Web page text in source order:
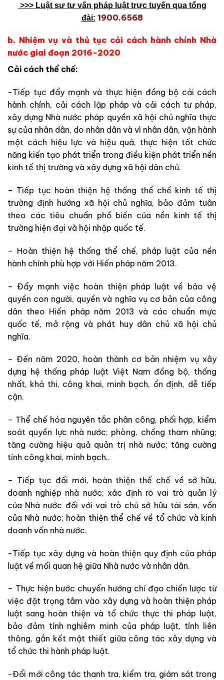
>>> Luật sư tư vấn pháp luật trực tuyến qua tổng
đài: 1900.6568
b. Nhiệm vụ và thủ tục cải cách hành chính Nhà
nước giai đoạn 2016-2020
Cải cách thể chế:
-Tiếp tục đẩy mạnh và thực hiện đồng bộ cải cách
hành chính, cải cách lập pháp và cải cách tư pháp,
xây dựng Nhà nước pháp quyền xã hội chủ nghĩa thực
sự của nhân dân, do nhân dân và vì nhân dân, vận hành
một cách hiệu lực và hiệu quả, thực hiện tốt chức
năng kiến tạo phát triển trong điều kiện phát triển nền
kinh tế thị trường và xây dựng xã hội dân chủ.
– Tiếp tục hoàn thiện hệ thống thể chế kinh tế thị
trường định hướng xã hội chủ nghĩa, bảo đảm tuân
theo các tiêu chuẩn phổ biến của nền kinh tế thị
trường hiện đại và hội nhập quốc tế.
– Hoàn thiện hệ thống thể chế, pháp luật của nền
hành chính phù hợp với Hiến pháp năm 2013.
– Đẩy mạnh việc hoàn thiện pháp luật về bảo vệ
quyền con người, quyền và nghĩa vụ cơ bản của công
dân theo Hiến pháp năm 2013 và các chuẩn mực
quốc tế, mở rộng và phát huy dân chủ xã hội chủ
nghĩa.
– Đến năm 2020, hoàn thành cơ bản nhiệm vụ xây
dựng hệ thống pháp luật Việt Nam đồng bộ, thống
nhất, khả thi, công khai, minh bạch, ổn định, dễ tiếp
cận.
– Thể chế hóa nguyên tắc phân công, phối hợp, kiểm
soát quyền lực nhà nước; phòng, chống tham nhũng;
tăng cường hiệu quả quản trị nhà nước; tăng cường
tính công khai, minh bạch..
– Tiếp tục đổi mới, hoàn thiện thể chế về sở hữu,
doanh nghiệp nhà nước; xác định rõ vai trò quản lý
của Nhà nước đối với vai trò chủ sở hữu tài sản, vốn
của Nhà nước; hoàn thiện thể chế về tổ chức và kinh
doanh vốn nhà nước.
-Tiếp tục xây dựng và hoàn thiện quy định của pháp
luật về mối quan hệ giữa Nhà nước và nhân dân.
– Thực hiện bước chuyển hướng chỉ đạo chiến lược từ
việc đặt trọng tâm vào xây dựng và hoàn thiện pháp
luật sang hoàn thiện và tổ chức thực thi pháp luật,
bảo đảm tính nghiêm minh của pháp luật, tính liên
thông, gắn kết mật thiết giữa công tác xây dựng và
tổ chức thi hành pháp luật.
-Đổi mới công tác thanh tra, kiểm tra, giám sát trong